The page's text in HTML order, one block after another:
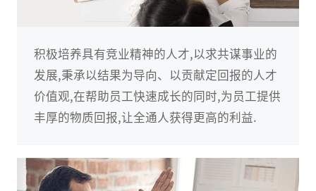
积极培养具有竞业精神的人才,以求共谋事业的
发展,秉承以结果为导向、以贡献定回报的人才
价值观,在帮助员工快速成长的同时,为员工提供
丰厚的物质回报,让全通人获得更高的利益.